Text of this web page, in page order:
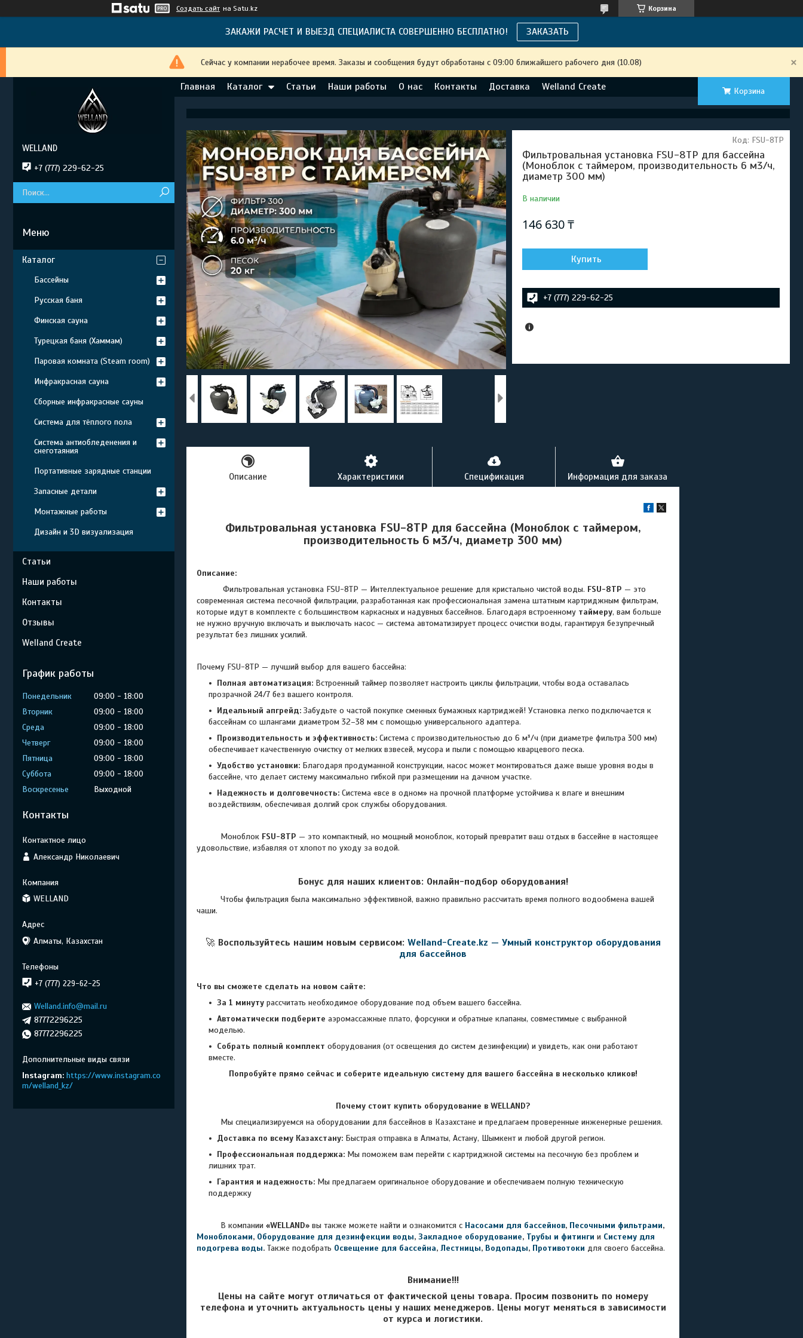
Создать сайт на Satu.kz Корзина
ЗАКАЖИ РАСЧЕТ И ВЫЕЗД СПЕЦИАЛИСТА СОВЕРШЕННО БЕСПЛАТНО! ЗАКАЗАТЬ
Сейчас у компании нерабочее время. Заказы и сообщения будут обработаны с 09:00 ближайшего рабочего дня (10.08)
Главная Каталог Статьи Наши работы О нас Контакты Доставка Welland Create Корзина
Фильтровальная установка FSU-8TP для бассейна
(Моноблок с таймером, производительность 6 м3/ч,
диаметр 300 мм)
В наличии
Код: FSU-8TP
146 630 ₸
Купить
+7 (777) 229-62-25
Описание Характеристики Спецификация Информация для заказа
Фильтровальная установка FSU-8TP для бассейна (Моноблок с таймером,
производительность 6 м3/ч, диаметр 300 мм)
Описание:
Фильтровальная установка FSU-8TP — Интеллектуальное решение для кристально чистой воды. FSU-8TP — это
современная система песочной фильтрации, разработанная как профессиональная замена штатным картриджным фильтрам,
которые идут в комплекте с большинством каркасных и надувных бассейнов. Благодаря встроенному таймеру, вам больше
не нужно вручную включать и выключать насос — система автоматизирует процесс очистки воды, гарантируя безупречный
результат без лишних усилий.
Почему FSU-8TP — лучший выбор для вашего бассейна:
Полная автоматизация: Встроенный таймер позволяет настроить циклы фильтрации, чтобы вода оставалась
прозрачной 24/7 без вашего контроля.
Идеальный апгрейд: Забудьте о частой покупке сменных бумажных картриджей! Установка легко подключается к
бассейнам со шлангами диаметром 32–38 мм с помощью универсального адаптера.
Производительность и эффективность: Система с производительностью до 6 м³/ч (при диаметре фильтра 300 мм)
обеспечивает качественную очистку от мелких взвесей, мусора и пыли с помощью кварцевого песка.
Удобство установки: Благодаря продуманной конструкции, насос может монтироваться даже выше уровня воды в
бассейне, что делает систему максимально гибкой при размещении на дачном участке.
Надежность и долговечность: Система «все в одном» на прочной платформе устойчива к влаге и внешним
воздействиям, обеспечивая долгий срок службы оборудования.
Моноблок FSU-8TP — это компактный, но мощный моноблок, который превратит ваш отдых в бассейне в настоящее
удовольствие, избавляя от хлопот по уходу за водой.
Бонус для наших клиентов: Онлайн-подбор оборудования!
Чтобы фильтрация была максимально эффективной, важно правильно рассчитать время полного водообмена вашей
чаши.
🚀 Воспользуйтесь нашим новым сервисом: Welland-Create.kz — Умный конструктор оборудования
для бассейнов
Что вы сможете сделать на новом сайте:
За 1 минуту рассчитать необходимое оборудование под объем вашего бассейна.
Автоматически подберите аэромассажные плато, форсунки и обратные клапаны, совместимые с выбранной
моделью.
Собрать полный комплект оборудования (от освещения до систем дезинфекции) и увидеть, как они работают
вместе.
Попробуйте прямо сейчас и соберите идеальную систему для вашего бассейна в несколько кликов!
Почему стоит купить оборудование в WELLAND?
Мы специализируемся на оборудовании для бассейнов в Казахстане и предлагаем проверенные инженерные решения.
Доставка по всему Казахстану: Быстрая отправка в Алматы, Астану, Шымкент и любой другой регион.
Профессиональная поддержка: Мы поможем вам перейти с картриджной системы на песочную без проблем и
лишних трат.
Гарантия и надежность: Мы предлагаем оригинальное оборудование и обеспечиваем полную техническую
поддержку
В компании «WELLAND» вы также можете найти и ознакомится с Насосами для бассейнов, Песочными фильтрами,
Моноблоками, Оборудование для дезинфекции воды, Закладное оборудование, Трубы и фитинги и Систему для
подогрева воды. Также подобрать Освещение для бассейна, Лестницы, Водопады, Противотоки для своего бассейна.
Внимание!!!
Цены на сайте могут отличаться от фактической цены товара. Просим позвонить по номеру
телефона и уточнить актуальность цены у наших менеджеров. Цены могут меняться в зависимости
от курса и логистики.
WELLAND
+7 (777) 229-62-25
Каталог
Бассейны
Русская баня
Финская сауна
Турецкая баня (Хаммам)
Паровая комната (Steam room)
Инфракрасная сауна
Сборные инфракрасные сауны
Система для тёплого пола
Система антиобледенения и
снеготаяния
Портативные зарядные станции
Запасные детали
Монтажные работы
Дизайн и 3D визуализация
Статьи
Наши работы
Контакты
Отзывы
Welland Create
График работы
Понедельник 09:00
18:00
Вторник
09:00
18:00
Среда
09:00
18:00
Четверг
09:00
18:00
Пятница
09:00
18:00
Суббота
09:00
18:00
Воскресенье
Выходной
Контакты
Александр Николаевич
WELLAND
Алматы, Казахстан
+7 (777) 229-62-25
Welland.info@mail.ru
87772296225
87772296225
Instagram https://www.instagram.co
m/welland_kz/